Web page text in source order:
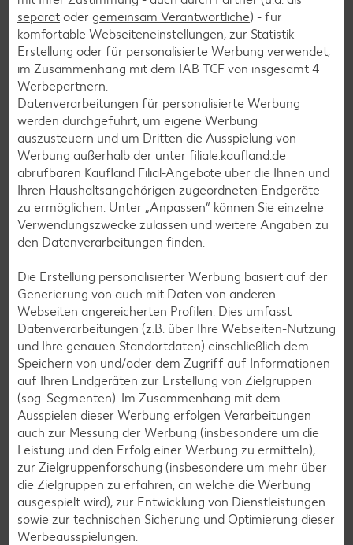
Rezeptkategorien
Burger-Rezepte
Pizza-Rezepte
Pasta-Rezepte
Sushi-Rezepte
Raclette-Rezepte
Flammkuchen-Rezepte
Frühstücksrezepte
Salat-Rezepte
Spargel-Rezepte
Fleisch-Rezepte
Fisch-Rezepte
Geflügel-Rezepte
Lamm-Rezepte
Grill-Rezepte
Muffin-Rezepte
Apfelkuchen-Rezepte
separat oder gemeinsam Verantwortliche) - für
komfortable Webseiteneinstellungen, zur Statistik-
Erstellung oder für personalisierte Werbung verwendet;
im Zusammenhang mit dem IAB TCF von insgesamt 4
Werbepartnern.
Datenverarbeitungen für personalisierte Werbung
werden durchgeführt, um eigene Werbung
auszusteuern und um Dritten die Ausspielung von
Werbung außerhalb der unter filiale.kaufland.de
abrufbaren Kaufland Filial-Angebote über die Ihnen und
Ihren Haushaltsangehörigen zugeordneten Endgeräte
zu ermöglichen. Unter „Anpassen“ können Sie einzelne
Verwendungszwecke zulassen und weitere Angaben zu
den Datenverarbeitungen finden.
Die Erstellung personalisierter Werbung basiert auf der
Generierung von auch mit Daten von anderen
Webseiten angereicherten Profilen. Dies umfasst
Datenverarbeitungen (z.B. über Ihre Webseiten-Nutzung
und Ihre genauen Standortdaten) einschließlich dem
Speichern von und/oder dem Zugriff auf Informationen
auf Ihren Endgeräten zur Erstellung von Zielgruppen
(sog. Segmenten). Im Zusammenhang mit dem
Ausspielen dieser Werbung erfolgen Verarbeitungen
auch zur Messung der Werbung (insbesondere um die
Leistung und den Erfolg einer Werbung zu ermitteln),
zur Zielgruppenforschung (insbesondere um mehr über
die Zielgruppen zu erfahren, an welche die Werbung
ausgespielt wird), zur Entwicklung von Dienstleistungen
sowie zur technischen Sicherung und Optimierung dieser
Werbeausspielungen.